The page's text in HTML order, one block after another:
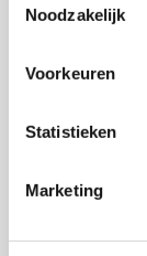
Noodzakelijk
Voorkeuren
Statistieken
Marketing
Let op!
Zondag 4 Mei
GRATIS